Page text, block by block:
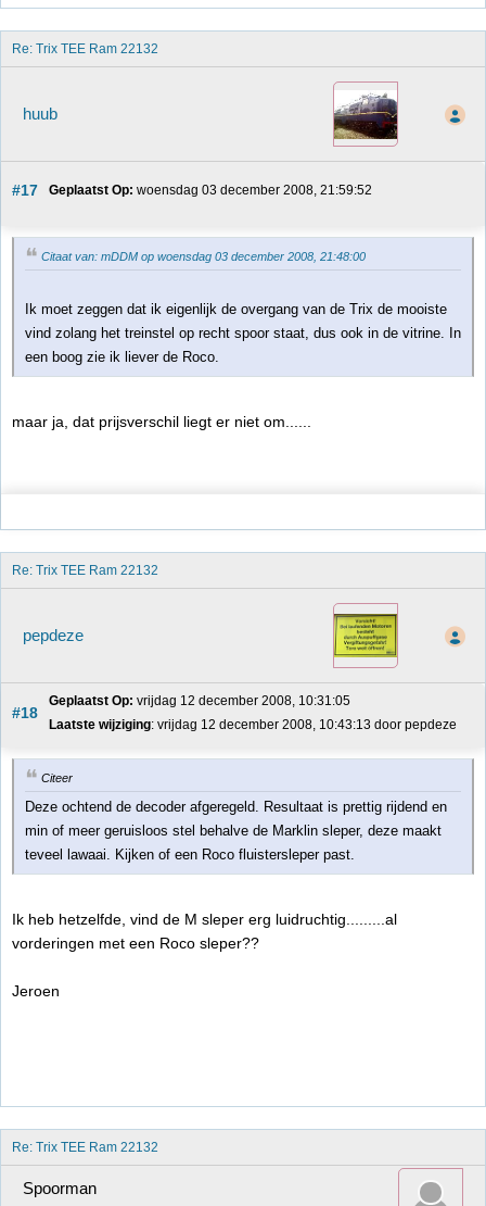
Re: Trix TEE Ram 22132
huub
#17 Geplaatst Op: woensdag 03 december 2008, 21:59:52
Citaat van: mDDM op woensdag 03 december 2008, 21:48:00
Ik moet zeggen dat ik eigenlijk de overgang van de Trix de mooiste
vind zolang het treinstel op recht spoor staat, dus ook in de vitrine. In
een boog zie ik liever de Roco.
maar ja, dat prijsverschil liegt er niet om......
Re: Trix TEE Ram 22132
pepdeze
#18
Geplaatst Op: vrijdag 12 december 2008, 10:31:05
Laatste wijziging: vrijdag 12 december 2008, 10:43:13 door pepdeze
Citeer
Deze ochtend de decoder afgeregeld. Resultaat is prettig rijdend en
min of meer geruisloos stel behalve de Marklin sleper, deze maakt
teveel lawaai. Kijken of een Roco fluistersleper past.
Ik heb hetzelfde, vind de M sleper erg luidruchtig.........al
vorderingen met een Roco sleper??
Jeroen
Re: Trix TEE Ram 22132
Spoorman